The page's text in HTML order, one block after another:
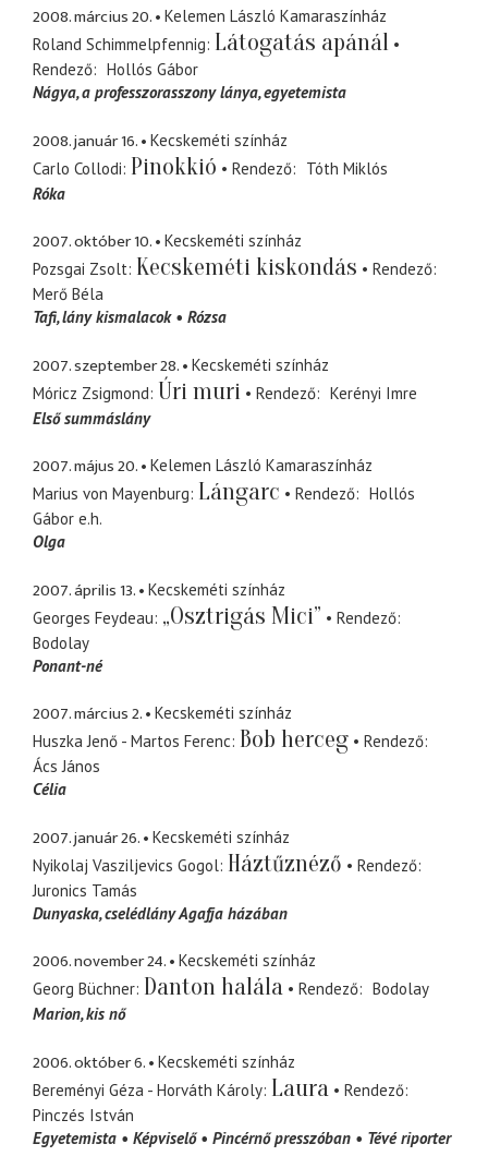
2008. március 20.
Kelemen László Kamaraszínház
Roland Schimmelpfennig Látogatás apánál
Rendező
Hollós Gábor
Nágya a professzorasszony lánya, egyetemista
2008. január 16.
Kecskeméti színház
Carlo Collodi Pinokkió Rendező
Tóth Miklós
Róka
2007. október 10.
Kecskeméti színház
Pozsgai Zsolt Kecskeméti kiskondás
Rendező
Merő Béla
Tafi lány kismalacok Rózsa
2007. szeptember 28.
Kecskeméti színház
Móricz Zsigmond Úri muri Rendező
Kerényi Imre
Első summáslány
2007. május 20.
Kelemen László Kamaraszínház
Marius von Mayenburg Lángarc Rendező
Hollós
Gábor e.h.
Olga
2007. április 13.
Kecskeméti színház
Georges Feydeau „Osztrigás Mici”
Rendező
Bodolay
Ponant-né
2007. március 2.
Kecskeméti színház
Huszka Jenő - Martos Ferenc Bob herceg
Rendező
Ács János
Célia
2007. január 26.
Kecskeméti színház
Nyikolaj Vasziljevics Gogol Háztűznéző
Rendező
Juronics Tamás
Dunyaska cselédlány Agafja házában
2006. november 24.
Kecskeméti színház
Georg Büchner Danton halála Rendező
Bodolay
Marion kis nő
2006. október 6.
Kecskeméti színház
Bereményi Géza - Horváth Károly Laura
Rendező
Pinczés István
Egyetemista
Képviselő Pincérnő presszóban Tévé riporter